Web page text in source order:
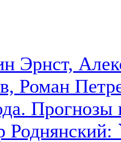
Эрнст,
Роман
Прогнозы
Роднянский: